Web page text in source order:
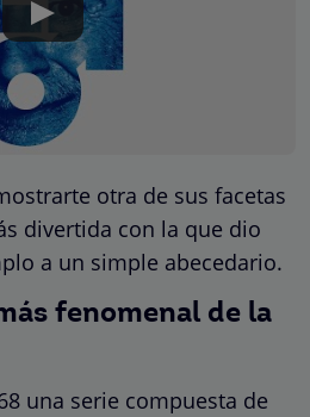
otra de sus facetas
divertida con la que dio
a un simple abecedario.
fenomenal de la
una serie compuesta de